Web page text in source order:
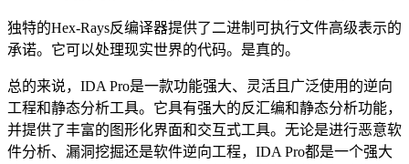
独特的Hex-Rays反编译器提供了二进制可执行文件高级表示的
承诺。它可以处理现实世界的代码。是真的。
总的来说，IDA Pro是一款功能强大、灵活且广泛使用的逆向
工程和静态分析工具。它具有强大的反汇编和静态分析功能，
并提供了丰富的图形化界面和交互式工具。无论是进行恶意软
件分析、漏洞挖掘还是软件逆向工程，IDA Pro都是一个强大